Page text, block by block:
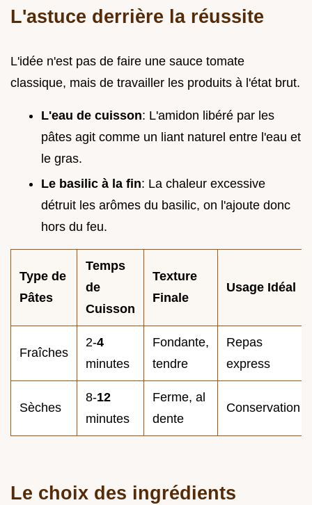
L'astuce derrière la réussite
L'idée n'est pas de faire une sauce tomate
classique, mais de travailler les produits à l'état brut.
L'eau de cuisson: L'amidon libéré par les
pâtes agit comme un liant naturel entre l'eau et
le gras.
Le basilic à la fin: La chaleur excessive
détruit les arômes du basilic, on l'ajoute donc
hors du feu.
Type de
Pâtes
Temps
de
Cuisson
Texture
Finale
Usage Idéal
Fraîches
2-4
minutes
Fondante,
tendre
Repas
express
Sèches
8-12
minutes
Ferme, al
dente
Conservation
Le choix des ingrédients